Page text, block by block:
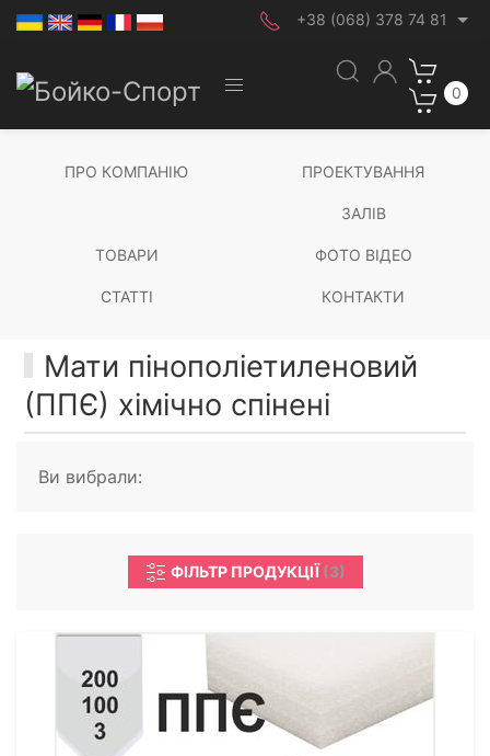
+38 (068) 378 74 81
0
ПРО КОМПАНІЮ ПРОЕКТУВАННЯ
ЗАЛІВ
ТОВАРИ ФОТО ВІДЕО
СТАТТІ КОНТАКТИ
Мати пінополіетиленовий
(ППЄ) хімічно спінені
Ви вибрали:
ФІЛЬТР ПРОДУКЦІЇ(3)